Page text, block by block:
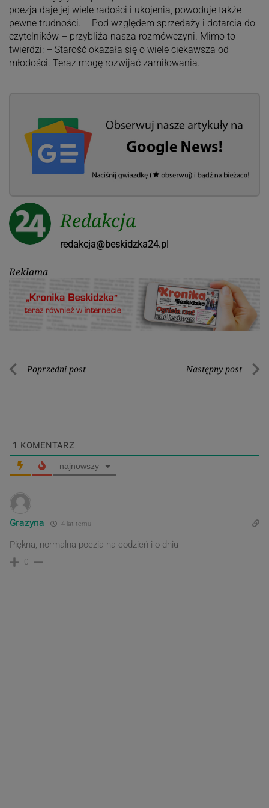
poezja daje jej wiele radości i ukojenia, powoduje także
pewne trudności. – Pod względem sprzedaży i dotarcia do
czytelników – przybliża nasza rozmówczyni. Mimo to
twierdzi: – Starość okazała się o wiele ciekawsza od
młodości. Teraz mogę rozwijać zamiłowania.
Redakcja
redakcja@beskidzka24.pl
Reklama
Nawigacja
Poprzedni post Następny post
1 KOMENTARZ
najnowszy
Grazyna 4 lat temu
Piękna, normalna poezja na codzień i o dniu
0